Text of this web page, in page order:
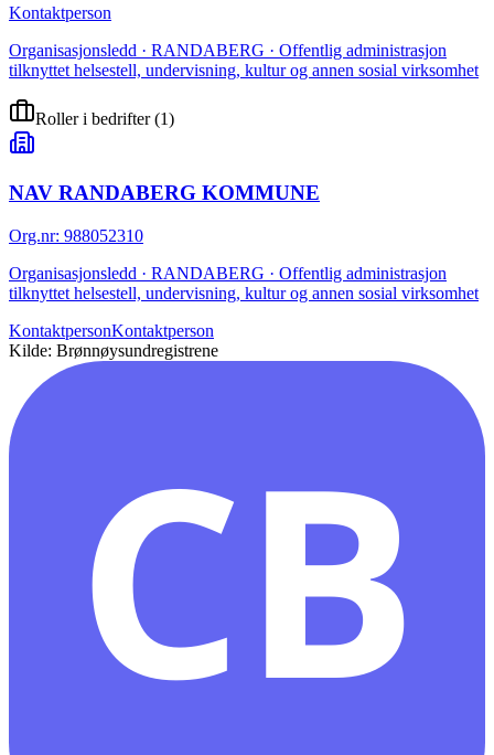
Kontaktperson
Organisasjonsledd · RANDABERG · Offentlig administrasjon
tilknyttet helsestell, undervisning, kultur og annen sosial virksomhet
Roller i bedrifter(1)
NAV RANDABERG KOMMUNE
Org.nr: 988052310
Organisasjonsledd · RANDABERG · Offentlig administrasjon
tilknyttet helsestell, undervisning, kultur og annen sosial virksomhet
KontaktpersonKontaktperson
Kilde: Brønnøysundregistrene
CB